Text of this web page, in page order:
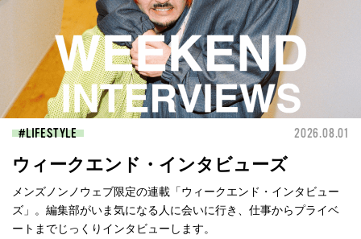
LIFESTYLE 2026.08.01
ウィークエンド・インタビューズ
メンズノンノウェブ限定の連載「ウィークエンド・インタビュー
ズ」。編集部がいま気になる人に会いに行き、仕事からプライベ
ートまでじっくりインタビューします。